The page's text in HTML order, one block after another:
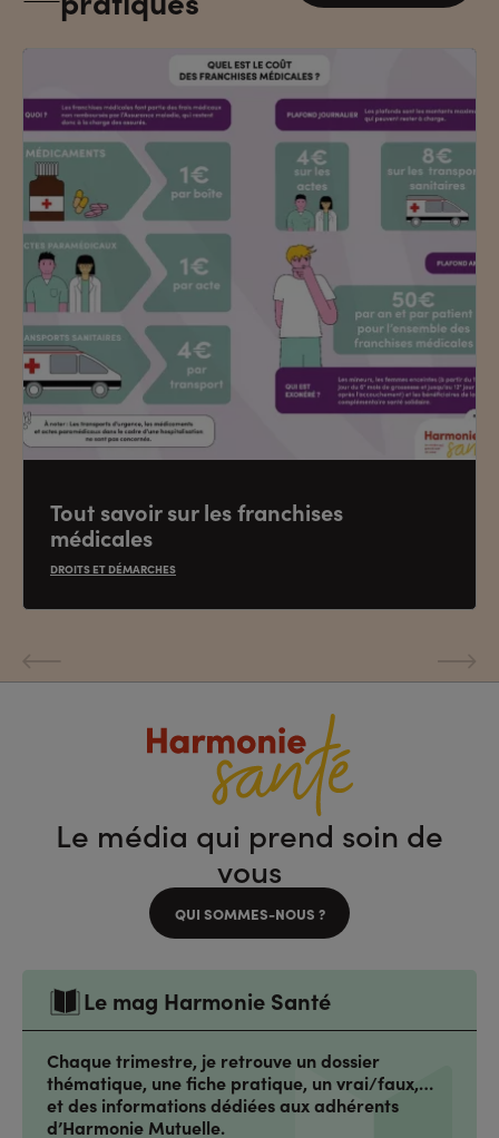
Tout savoir sur les franchises
médicales
DROITS ET DÉMARCHES
Diapositive
Le média qui prend soin de
vous
QUI SOMMES-NOUS ?
Le mag Harmonie Santé
Chaque trimestre, je retrouve un dossier
thématique, une fiche pratique, un vrai/faux,…
et des informations dédiées aux adhérents
d’Harmonie Mutuelle.